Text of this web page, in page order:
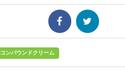
コンパウンドクリーム